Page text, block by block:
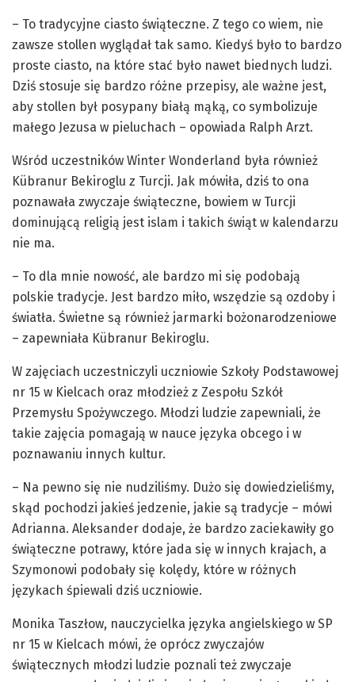
– To tradycyjne ciasto świąteczne. Z tego co wiem, nie
zawsze stollen wyglądał tak samo. Kiedyś było to bardzo
proste ciasto, na które stać było nawet biednych ludzi.
Dziś stosuje się bardzo różne przepisy, ale ważne jest,
aby stollen był posypany białą mąką, co symbolizuje
małego Jezusa w pieluchach – opowiada Ralph Arzt.
Wśród uczestników Winter Wonderland była również
Kübranur Bekiroglu z Turcji. Jak mówiła, dziś to ona
poznawała zwyczaje świąteczne, bowiem w Turcji
dominującą religią jest islam i takich świąt w kalendarzu
nie ma.
– To dla mnie nowość, ale bardzo mi się podobają
polskie tradycje. Jest bardzo miło, wszędzie są ozdoby i
światła. Świetne są również jarmarki bożonarodzeniowe
– zapewniała Kübranur Bekiroglu.
W zajęciach uczestniczyli uczniowie Szkoły Podstawowej
nr 15 w Kielcach oraz młodzież z Zespołu Szkół
Przemysłu Spożywczego. Młodzi ludzie zapewniali, że
takie zajęcia pomagają w nauce języka obcego i w
poznawaniu innych kultur.
– Na pewno się nie nudziliśmy. Dużo się dowiedzieliśmy,
skąd pochodzi jakieś jedzenie, jakie są tradycje – mówi
Adrianna. Aleksander dodaje, że bardzo zaciekawiły go
świąteczne potrawy, które jada się w innych krajach, a
Szymonowi podobały się kolędy, które w różnych
językach śpiewali dziś uczniowie.
Monika Taszłow, nauczycielka języka angielskiego w SP
nr 15 w Kielcach mówi, że oprócz zwyczajów
świątecznych młodzi ludzie poznali też zwyczaje